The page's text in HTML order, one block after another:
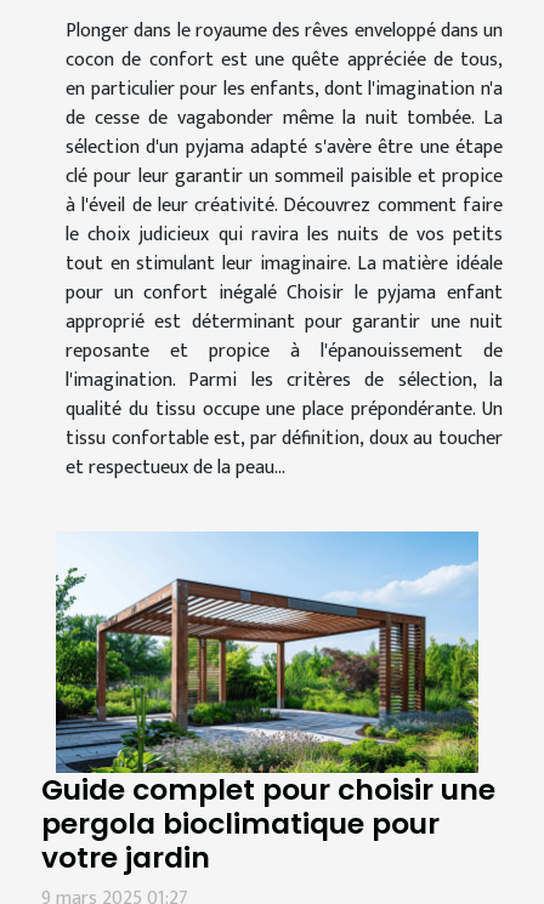
Plonger dans le royaume des rêves enveloppé dans un
cocon de confort est une quête appréciée de tous,
en particulier pour les enfants, dont l'imagination n'a
de cesse de vagabonder même la nuit tombée. La
sélection d'un pyjama adapté s'avère être une étape
clé pour leur garantir un sommeil paisible et propice
à l'éveil de leur créativité. Découvrez comment faire
le choix judicieux qui ravira les nuits de vos petits
tout en stimulant leur imaginaire. La matière idéale
pour un confort inégalé Choisir le pyjama enfant
approprié est déterminant pour garantir une nuit
reposante et propice à l'épanouissement de
l'imagination. Parmi les critères de sélection, la
qualité du tissu occupe une place prépondérante. Un
tissu confortable est, par définition, doux au toucher
et respectueux de la peau...
Guide complet pour choisir une
pergola bioclimatique pour
votre jardin